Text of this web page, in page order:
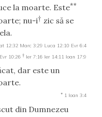
la moarte. Este**
nu-i† zic să se
12:32 Marc 3:29 Luca 12:10 Evr 6:4
Evr 10:26 † Ier 7:16 Ier 14:11 Ioan 17:9
dar este un
* 1 Ioan 3:4
din Dumnezeu